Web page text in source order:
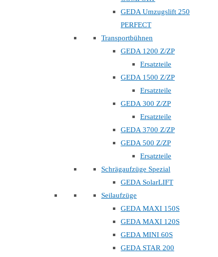
GEDA Umzugslift 250
PERFECT
Transportbühnen
GEDA 1200 Z/ZP
Ersatzteile
GEDA 1500 Z/ZP
Ersatzteile
GEDA 300 Z/ZP
Ersatzteile
GEDA 3700 Z/ZP
GEDA 500 Z/ZP
Ersatzteile
Schrägaufzüge Spezial
GEDA SolarLIFT
Seilaufzüge
GEDA MAXI 150S
GEDA MAXI 120S
GEDA MINI 60S
GEDA STAR 200